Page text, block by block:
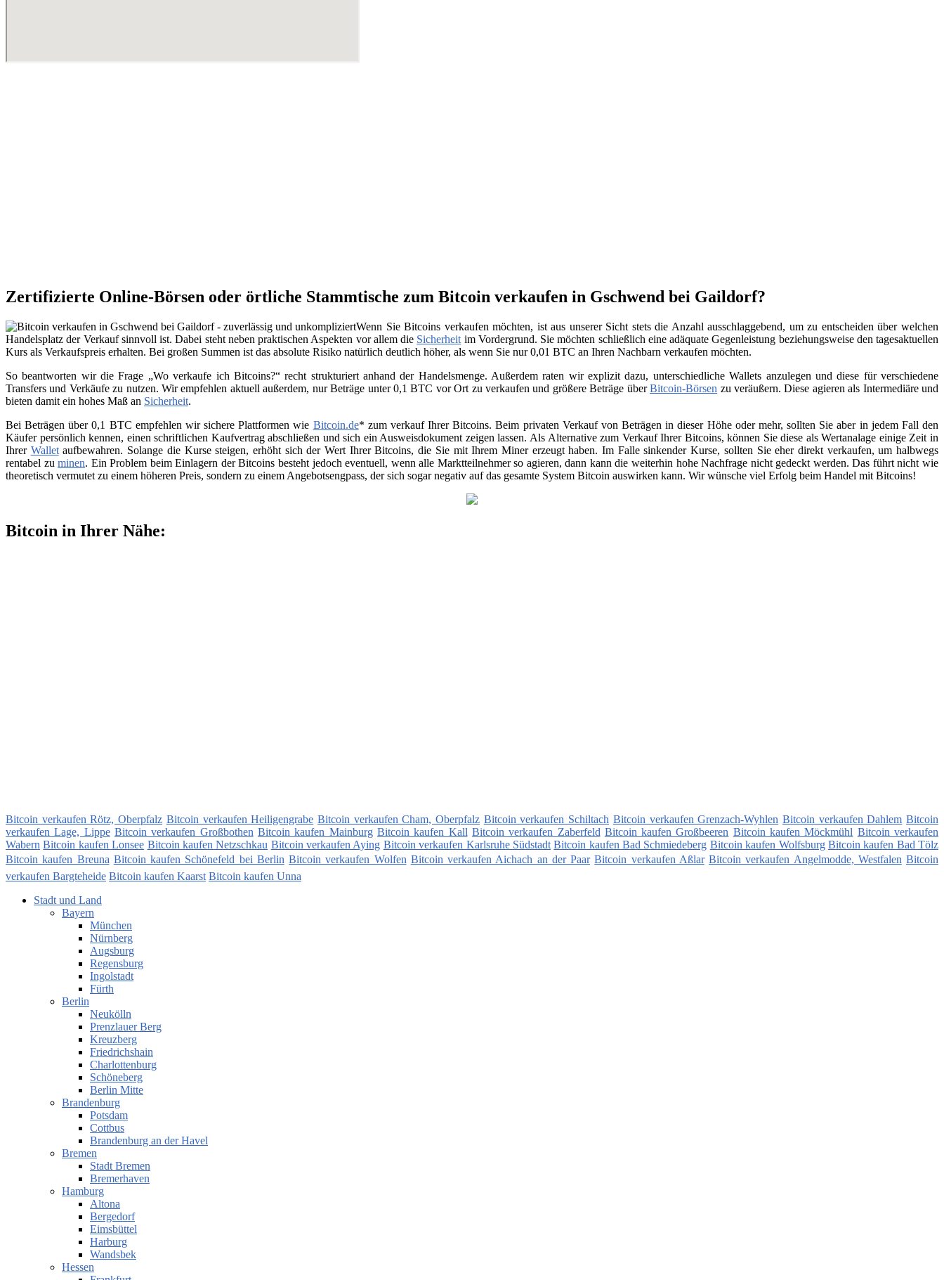
Zertifizierte Online-Börsen oder örtliche Stammtische zum Bitcoin verkaufen in Gschwend bei Gaildorf?
Wenn Sie Bitcoins verkaufen möchten, ist aus unserer Sicht stets die Anzahl ausschlaggebend, um zu entscheiden über welchen
Handelsplatz der Verkauf sinnvoll ist. Dabei steht neben praktischen Aspekten vor allem die Sicherheit im Vordergrund. Sie möchten schließlich eine adäquate Gegenleistung beziehungsweise den tagesaktuellen
Kurs als Verkaufspreis erhalten. Bei großen Summen ist das absolute Risiko natürlich deutlich höher, als wenn Sie nur 0,01 BTC an Ihren Nachbarn verkaufen möchten.
So beantworten wir die Frage „Wo verkaufe ich Bitcoins?“ recht strukturiert anhand der Handelsmenge. Außerdem raten wir explizit dazu, unterschiedliche Wallets anzulegen und diese für verschiedene
Transfers und Verkäufe zu nutzen. Wir empfehlen aktuell außerdem, nur Beträge unter 0,1 BTC vor Ort zu verkaufen und größere Beträge überBitcoin-Börsen zu veräußern. Diese agieren als Intermediäre und
bieten damit ein hohes Maß an Sicherheit.
Bei Beträgen über 0,1 BTC empfehlen wir sichere Plattformen wie Bitcoin.de* zum verkauf Ihrer Bitcoins. Beim privaten Verkauf von Beträgen in dieser Höhe oder mehr, sollten Sie aber in jedem Fall den
Käufer persönlich kennen, einen schriftlichen Kaufvertrag abschließen und sich ein Ausweisdokument zeigen lassen. Als Alternative zum Verkauf Ihrer Bitcoins, können Sie diese als Wertanalage einige Zeit in
Ihrer Walletaufbewahren. Solange die Kurse steigen, erhöht sich der Wert Ihrer Bitcoins, die Sie mit Ihrem Miner erzeugt haben. Im Falle sinkender Kurse, sollten Sie eher direkt verkaufen, um halbwegs
rentabel zuminen. Ein Problem beim Einlagern der Bitcoins besteht jedoch eventuell, wenn alle Marktteilnehmer so agieren, dann kann die weiterhin hohe Nachfrage nicht gedeckt werden. Das führt nicht wie
theoretisch vermutet zu einem höheren Preis, sondern zu einem Angebotsengpass, der sich sogar negativ auf das gesamte System Bitcoin auswirken kann. Wir wünsche viel Erfolg beim Handel mit Bitcoins!
Bitcoin in Ihrer Nähe:
Bitcoin verkaufen Rötz, Oberpfalz Bitcoin verkaufen Heiligengrabe Bitcoin verkaufen Cham, Oberpfalz Bitcoin verkaufen Schiltach Bitcoin verkaufen Grenzach-Wyhlen Bitcoin verkaufen Dahlem Bitcoin
verkaufen Lage, Lippe Bitcoin verkaufen Großbothen Bitcoin kaufen Mainburg Bitcoin kaufen Kall Bitcoin verkaufen Zaberfeld Bitcoin kaufen Großbeeren Bitcoin kaufen Möckmühl Bitcoin verkaufen
Wabern Bitcoin kaufen Lonsee Bitcoin kaufen Netzschkau Bitcoin verkaufen Aying Bitcoin verkaufen Karlsruhe Südstadt Bitcoin kaufen Bad Schmiedeberg Bitcoin kaufen Wolfsburg Bitcoin kaufen Bad Tölz
Bitcoin kaufen Breuna Bitcoin kaufen Schönefeld bei Berlin Bitcoin verkaufen Wolfen Bitcoin verkaufen Aichach an der Paar Bitcoin verkaufen Aßlar Bitcoin verkaufen Angelmodde, Westfalen Bitcoin
verkaufen Bargteheide Bitcoin kaufen Kaarst Bitcoin kaufen Unna
Stadt und Land
Bayern
München
Nürnberg
Augsburg
Regensburg
Ingolstadt
Fürth
Berlin
Neukölln
Prenzlauer Berg
Kreuzberg
Friedrichshain
Charlottenburg
Schöneberg
Berlin Mitte
Brandenburg
Potsdam
Cottbus
Brandenburg an der Havel
Bremen
Stadt Bremen
Bremerhaven
Hamburg
Altona
Bergedorf
Eimsbüttel
Harburg
Wandsbek
Hessen